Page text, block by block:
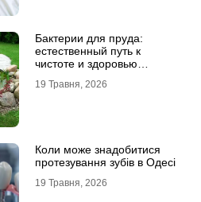
Бактерии для пруда:
естественный путь к
чистоте и здоровью
19 Травня, 2026
Коли може знадобитися
протезування зубів в Одесі
19 Травня, 2026